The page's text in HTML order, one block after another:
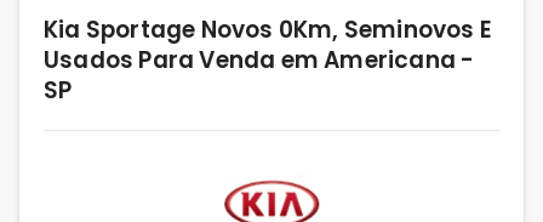
Kia Sportage Novos 0Km, Seminovos E
Usados Para Venda em Americana -
SP